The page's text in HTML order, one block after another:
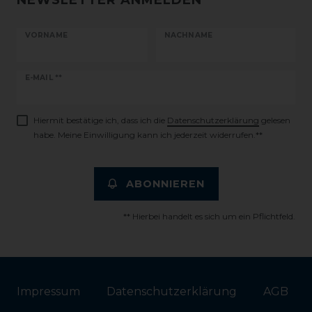
VORNAME NACHNAME
E-MAIL **
Newsletter
Hiermit bestätige ich, dass ich die Daten­schutz­erklärung gelesen
habe. Meine Einwilligung kann ich jederzeit widerrufen.**
ABONNIEREN
** Hierbei handelt es sich um ein Pflichtfeld.
Impressum Daten­schutz­erklärung AGB